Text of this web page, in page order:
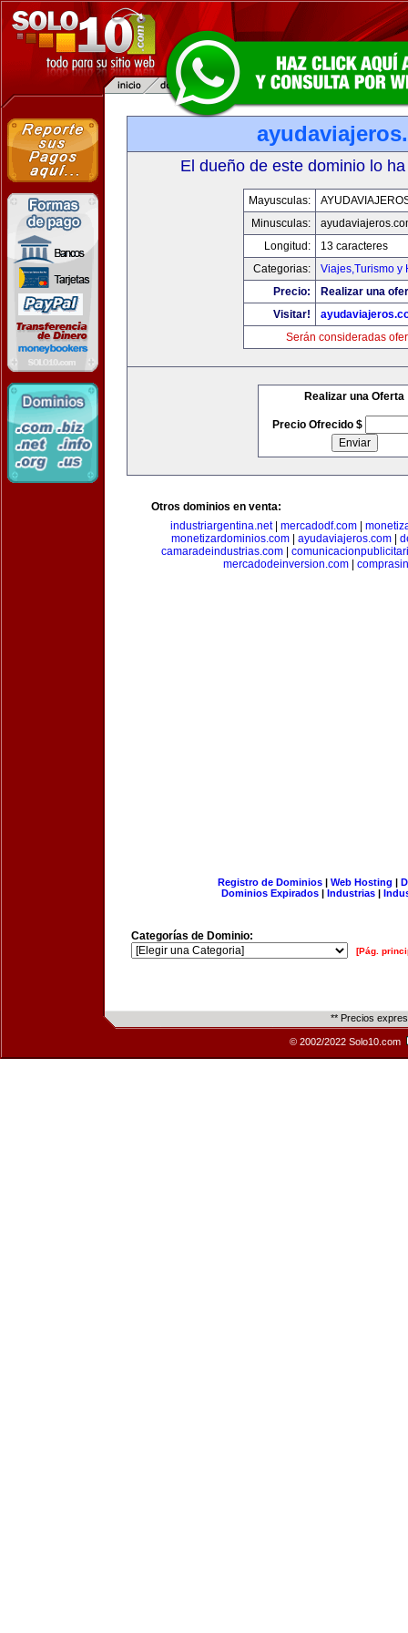
El dueño de este dominio lo
Mayusculas:
Minusculas:
Longitud:
13 caracteres
Categorias:
Viajes,Turismo y
Precio:
Realizar una
Visitar!
Serán consideradas
Realizar una Oferta
Precio Ofrecido $
Otros dominios en venta:
industriargentina.net| mercadodf.com|
monetizardominios.com
ayudaviajeros.com
camaradeindustrias.com|
mercadodeinversion.com|
Registro de Dominios| Web Hosting |
Dominios Expirados | Industrias |
Categorías de Dominio:
[Pág.
** Precios
© 2002/2022 Solo10.com